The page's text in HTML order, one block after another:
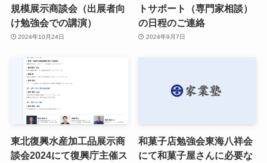
規模展示商談会（出展者向
け勉強会での講演）
2024年10月24日
トサポート（専門家相談）
の日程のご連絡
2024年9月7日
東北復興水産加工品展示商
談会2024にて復興庁主催ス
和菓子店勉強会東海八祥会
にて和菓子屋さんに必要な